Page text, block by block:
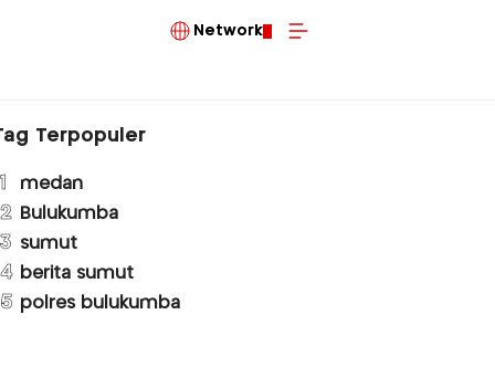
Network
Terpopuler
medan
Bulukumba
sumut
berita sumut
polres bulukumba